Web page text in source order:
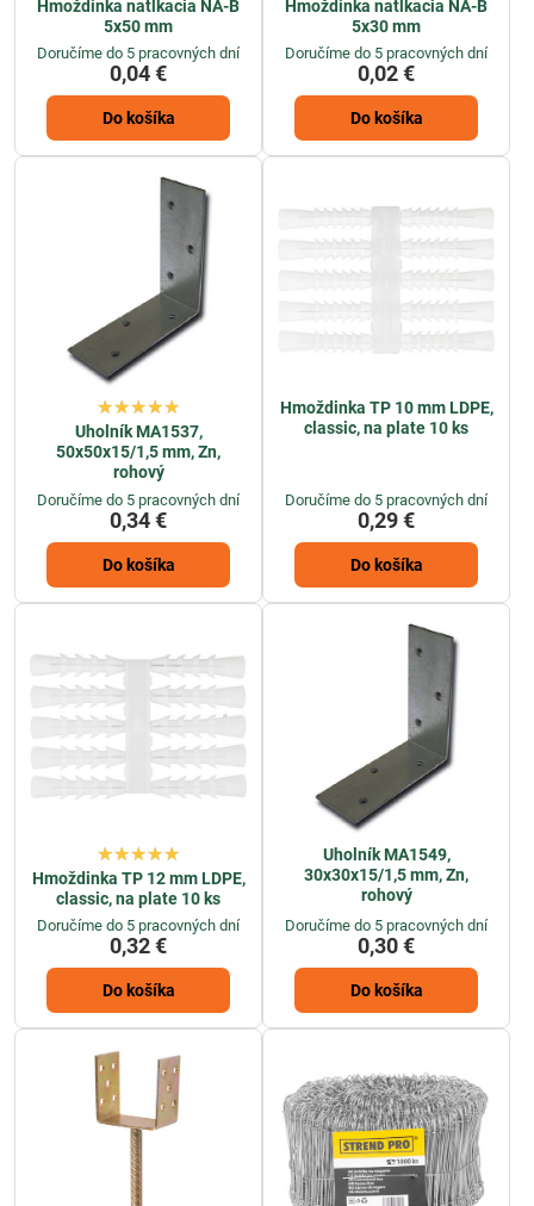
Hmoždinka natĺkacia NA-B
5x50 mm
Doručíme do 5 pracovných dní
0,04 €
Do košíka
Hmoždinka natĺkacia NA-B
5x30 mm
Doručíme do 5 pracovných dní
0,02 €
Do košíka
Uholník MA1537,
50x50x15/1,5 mm, Zn,
rohový
Doručíme do 5 pracovných dní
0,34 €
Do košíka
Hmoždinka TP 10 mm LDPE,
classic, na plate 10 ks
Doručíme do 5 pracovných dní
0,29 €
Do košíka
Hmoždinka TP 12 mm LDPE,
classic, na plate 10 ks
Doručíme do 5 pracovných dní
0,32 €
Do košíka
Uholník MA1549,
30x30x15/1,5 mm, Zn,
rohový
Doručíme do 5 pracovných dní
0,30 €
Do košíka